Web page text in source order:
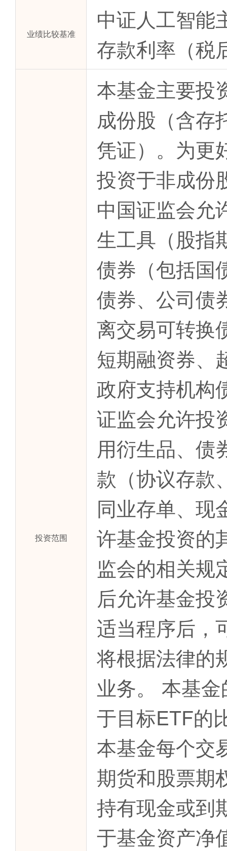
业绩比较基准
中证人工智能
存款利率（税
投资范围
本基金主要投
成份股（含存
凭证）。为更
投资于非成份
中国证监会允
生工具（股指
债券（包括国
债券、公司债
离交易可转换
短期融资券、
政府支持机构
证监会允许投
用衍生品、债
款（协议存款
同业存单、现
许基金投资的
监会的相关规
后允许基金投
适当程序后，
将根据法律的
业务。 本基
于目标ETF的
本基金每个交
期货和股票期
持有现金或到
于基金资产净